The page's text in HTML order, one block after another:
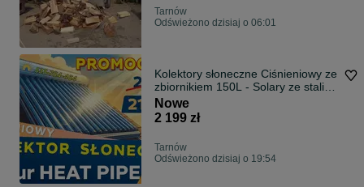
Tarnów
Odświeżono dzisiaj o 06:01
Kolektory słoneczne Ciśnieniowy ze
zbiornikiem 150L - Solary ze stali
NIERDZEWNEJ -
KWASOODPORNEJ 316 - 100 150
200L Heat Pipe
Nowe
2 199 zł
Tarnów
Odświeżono dzisiaj o 19:54